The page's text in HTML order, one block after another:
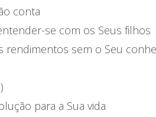
conta
se com os Seus filhos
rendimentos sem o Seu
para a Sua vida